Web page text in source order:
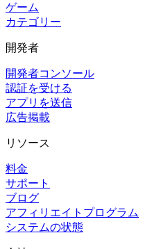
ゲーム
カテゴリー
開発者
開発者コンソール
認証を受ける
アプリを送信
広告掲載
リソース
料金
サポート
ブログ
アフィリエイトプログラム
システムの状態